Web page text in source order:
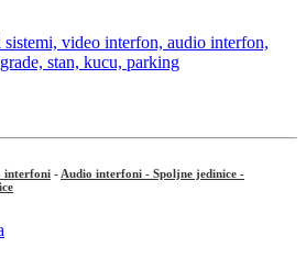
interfoni - Audio interfoni - Spoljne jedinice -